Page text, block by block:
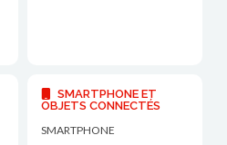
SMARTPHONE ET
OBJETS CONNECTÉS
SMARTPHONE